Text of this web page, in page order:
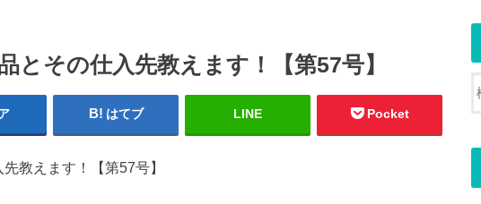
とその仕入先教えます！【第57号】
はてブ LINE Pocket
教えます！【第57号】